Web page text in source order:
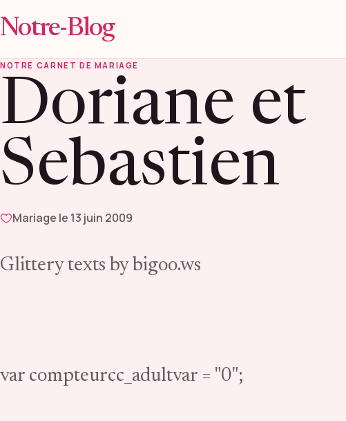
Notre-Blog
NOTRE CARNET DE MARIAGE
Doriane et
Sebastien
Mariage le 13 juin 2009
Glittery texts by bigoo.ws
var compteurcc_adultvar = "0";